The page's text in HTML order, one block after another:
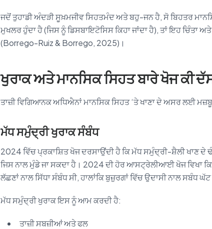
ਜਦੋਂ ਤੁਹਾਡੀ ਅੰਦੜੀ ਸੂਖ਼ਮਜੀਵ ਸਿਹਤਮੰਦ ਅਤੇ ਬਹੁ-ਜਨ ਹੈ, ਸੋ ਬਿਹਤਰ
ਮੁਖਲਰ ਹੁੰਦਾ ਹੈ (ਜਿਸ ਨੂੰ ਡਿਸਬਾਇਟੋਸਿਸ ਕਿਹਾ ਜਾਂਦਾ ਹੈ), ਤਾਂ ਇਹ ਚਿੰਤਾ
(Borrego-Ruiz & Borrego, 2025)।
ਖੁਰਾਕ ਅਤੇ ਮਾਨਸਿਕ ਸਿਹਤ ਬਾਰੇ ਖੋਜ ਕੀ
ਤਾਜ਼ੀ ਵਿਗਿਆਨਕ ਅਧਿਐਨਾਂ ਮਾਨਸਿਕ ਸਿਹਤ ‘ਤੇ ਖਾਣਾ ਦੇ ਅਸਰ ਲਈ
ਮੱਧ ਸਮੁੰਦ੍ਰੀ ਖੁਰਾਕ ਸੰਬੰਧ
2024 ਵਿੱਚ ਪ੍ਰਕਾਸ਼ਿਤ ਖੋਜ ਦਰਸਾਉਂਦੀ ਹੈ ਕਿ ਮੱਧ ਸਮੁੰਦ੍ਰੀ-ਸ਼ੈਲੀ ਖਾਣ ਦੇ
ਜਿਸ ਨਾਲ ਮੁੰਡੇ ਜਾ ਸਕਦਾ ਹੈ। 2024 ਦੀ ਹੋਰ ਆਸਟ੍ਰੇਲੀਆਈ ਖੋਜ ਵਿਖਾ
ਲੱਛਣਾਂ ਨਾਲ ਸਿੱਧਾ ਸੰਬੰਧ ਸੀ, ਹਾਲਾਂਕਿ ਬੁਜ਼ੁਰਗਾਂ ਵਿੱਚ ਉਦਾਸੀ ਨਾਲ ਸਬੰਧ
ਮੱਧ ਸਮੁੰਦ੍ਰੀ ਖੁਰਾਕ ਇਸ ਨੂੰ ਆਮ ਕਰਦੀ ਹੈ:
ਤਾਜ਼ੀ ਸਬਜ਼ੀਆਂ ਅਤੇ ਫਲ